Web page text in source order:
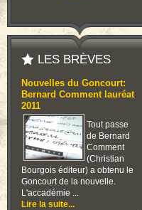
LES BRÈVES
Nouvelles du Goncourt:
Bernard Comment lauréat
2011
Tout passe
de Bernard
Comment
(Christian
Bourgois éditeur) a obtenu le
Goncourt de la nouvelle.
L'accadémie ...
Lire la suite...